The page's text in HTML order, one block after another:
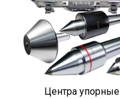
Центра упорные